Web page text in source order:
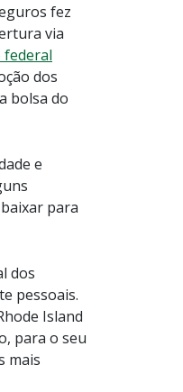
fez
via
federal
dos
bolsa do
e
para
dos
pessoais.
Island
para o seu
mais